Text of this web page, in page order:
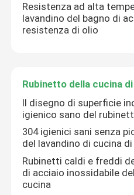
Resistenza ad alta
lavandino del bagno di
resistenza di olio
Rubinetto della cucina
Il disegno di superficie
igienico sano del
304 igienici sani senza
del lavandino di cucina
Rubinetti caldi e freddi
di acciaio inossidabile
cucina